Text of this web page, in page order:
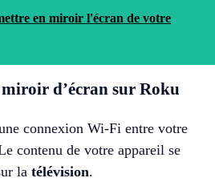
en miroir l'écran de votre
d’écran sur Roku
connexion Wi-Fi entre votre
contenu de votre appareil se
la télévision.